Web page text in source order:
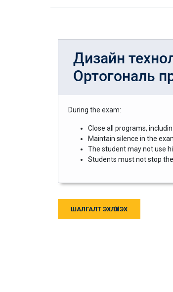
Дизайн
Ортогональ
During the exam:
Close all programs,
Maintain silence in the
The student may not use
Students must not stop
ШАЛГАЛТ ЭХЛҮҮЛЭХ